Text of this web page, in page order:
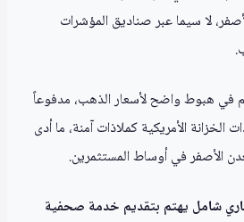
لا سيما عبر صناديق المؤشرات
في هبوط واضح لأسعار الذهب، مدفوعاً
الخزانة الأمريكية كملاذات آمنة، ما أدى
الأصفر في أوساط المستثمرين.
شامل يهتم بتقديم خدمة صحفية